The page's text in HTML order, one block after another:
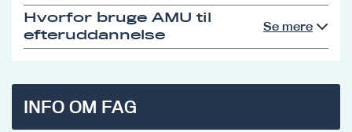
Hvorfor bruge AMU til
efteruddannelse
Se mere
INFO OM FAG